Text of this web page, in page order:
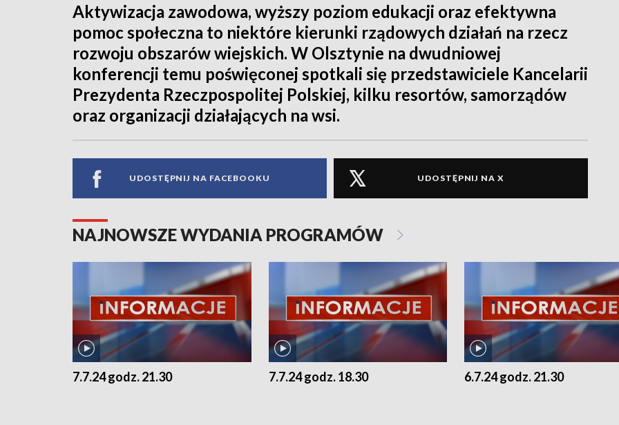
Aktywizacja zawodowa, wyższy poziom edukacji oraz efektywna
pomoc społeczna to niektóre kierunki rządowych działań na rzecz
rozwoju obszarów wiejskich. W Olsztynie na dwudniowej
konferencji temu poświęconej spotkali się przedstawiciele Kancelarii
Prezydenta Rzeczpospolitej Polskiej, kilku resortów, samorządów
oraz organizacji działających na wsi.
UDOSTĘPNIJ NA FACEBOOKU UDOSTĘPNIJ NA X
NAJNOWSZE WYDANIA PROGRAMÓW
7.7.24 godz. 21.30 7.7.24 godz. 18.30 6.7.24 godz. 21.30